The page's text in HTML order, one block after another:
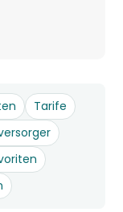
Tarife